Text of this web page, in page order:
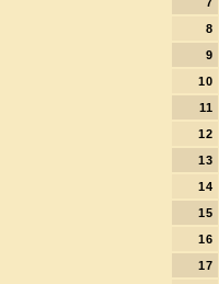
8
9
10
11
12
13
14
15
16
17